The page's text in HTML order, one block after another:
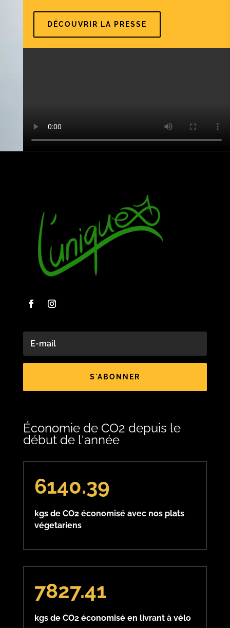
DÉCOUVRIR LA PRESSE
S'ABONNER
Économie de CO2 depuis le
début de l'année
6140.39
kgs de CO2 économisé avec nos plats
végetariens
7827.41
kgs de CO2 économisé en livrant à vélo